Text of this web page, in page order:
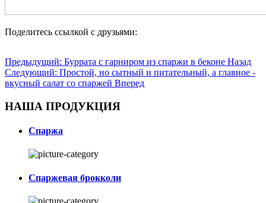
Поделитесь ссылкой с друзьями:
Предыдущий: Буррата с гарниром из спаржи в беконе Назад
Следующий: Простой, но сытный и питательный, а главное -
вкусный салат со спаржей Вперед
НАША ПРОДУКЦИЯ
Спаржа
Спаржевая брокколи